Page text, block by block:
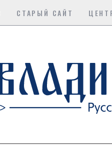
СТАРЫЙ САЙТ